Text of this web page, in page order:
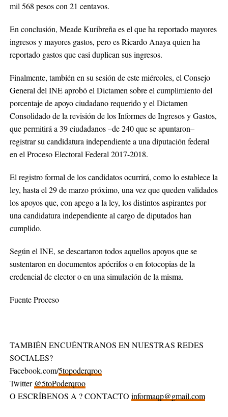
mil 568 pesos con 21 centavos.
En conclusión, Meade Kuribreña es el que ha reportado mayores
ingresos y mayores gastos, pero es Ricardo Anaya quien ha
reportado gastos que casi duplican sus ingresos.
Finalmente, también en su sesión de este miércoles, el Consejo
General del INE aprobó el Dictamen sobre el cumplimiento del
porcentaje de apoyo ciudadano requerido y el Dictamen
Consolidado de la revisión de los Informes de Ingresos y Gastos,
que permitirá a 39 ciudadanos –de 240 que se apuntaron–
registrar su candidatura independiente a una diputación federal
en el Proceso Electoral Federal 2017-2018.
El registro formal de los candidatos ocurrirá, como lo establece la
ley, hasta el 29 de marzo próximo, una vez que queden validados
los apoyos que, con apego a la ley, los distintos aspirantes por
una candidatura independiente al cargo de diputados han
cumplido.
Según el INE, se descartaron todos aquellos apoyos que se
sustentaron en documentos apócrifos o en fotocopias de la
credencial de elector o en una simulación de la misma.
Fuente Proceso
TAMBIÉN ENCUÉNTRANOS EN NUESTRAS REDES
SOCIALES?
Facebook.com/5topoderqroo
Twitter @5toPoderqroo
O ESCRÍBENOS A ? CONTACTO informaqp@gmail.com